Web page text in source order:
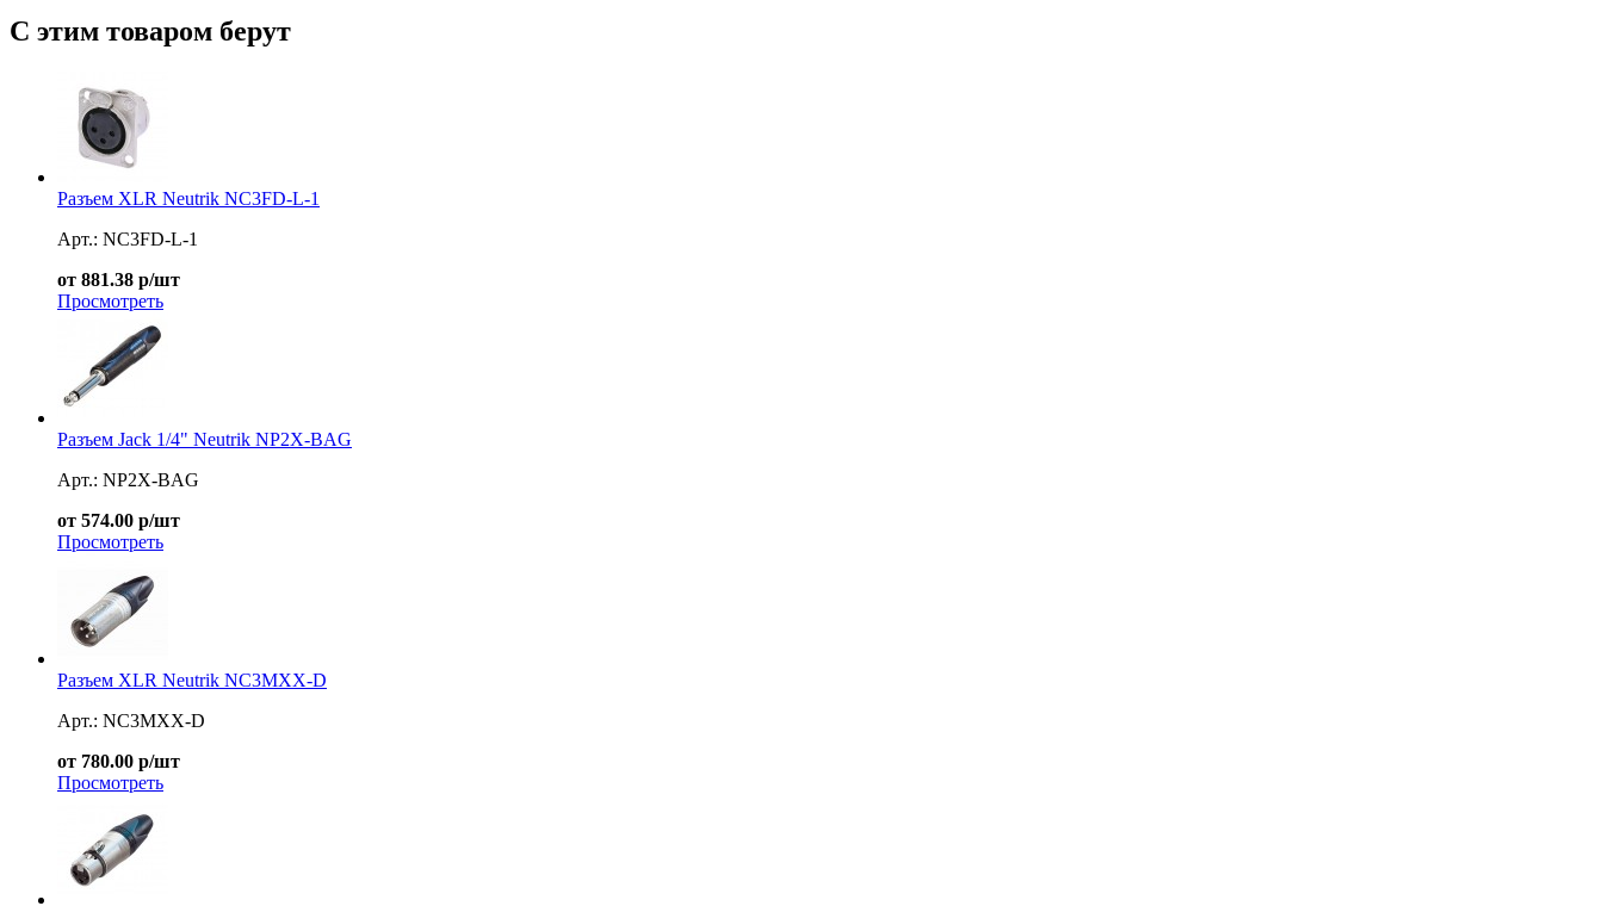
С этим товаром берут
Разъем XLR Neutrik NC3FD-L-1
Арт.: NC3FD-L-1
от 881.38 р/шт
Просмотреть
Разъем Jack 1/4" Neutrik NP2X-BAG
Арт.: NP2X-BAG
от 574.00 р/шт
Просмотреть
Разъем XLR Neutrik NC3MXX-D
Арт.: NC3MXX-D
от 780.00 р/шт
Просмотреть